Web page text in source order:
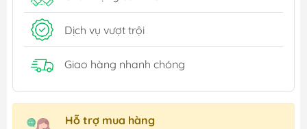
Dịch vụ vượt trội
Giao hàng nhanh chóng
Hỗ trợ mua hàng